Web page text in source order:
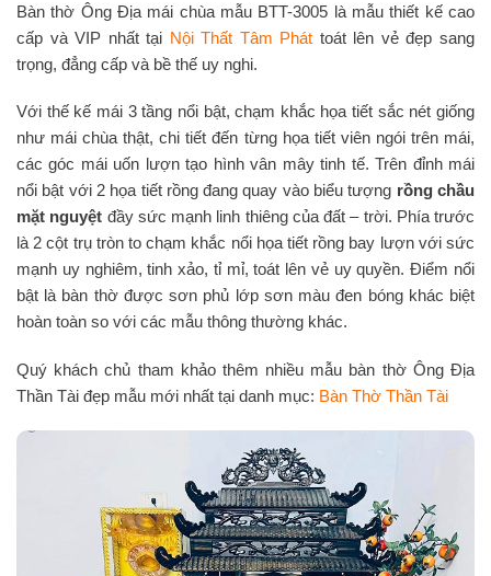
Bàn thờ Ông Địa mái chùa mẫu BTT-3005 là mẫu thiết kế cao
cấp và VIP nhất tại Nội Thất Tâm Phát toát lên vẻ đẹp sang
trọng, đẳng cấp và bề thế uy nghi.
Với thế kế mái 3 tầng nổi bật, chạm khắc họa tiết sắc nét giống
như mái chùa thật, chi tiết đến từng họa tiết viên ngói trên mái,
các góc mái uốn lượn tạo hình vân mây tinh tế. Trên đỉnh mái
nổi bật với 2 họa tiết rồng đang quay vào biểu tượng rồng chầu
mặt nguyệt đầy sức mạnh linh thiêng của đất – trời. Phía trước
là 2 cột trụ tròn to chạm khắc nổi họa tiết rồng bay lượn với sức
mạnh uy nghiêm, tinh xảo, tỉ mỉ, toát lên vẻ uy quyền. Điểm nổi
bật là bàn thờ được sơn phủ lớp sơn màu đen bóng khác biệt
hoàn toàn so với các mẫu thông thường khác.
Quý khách chủ tham khảo thêm nhiều mẫu bàn thờ Ông Địa
Thần Tài đẹp mẫu mới nhất tại danh mục: Bàn Thờ Thần Tài